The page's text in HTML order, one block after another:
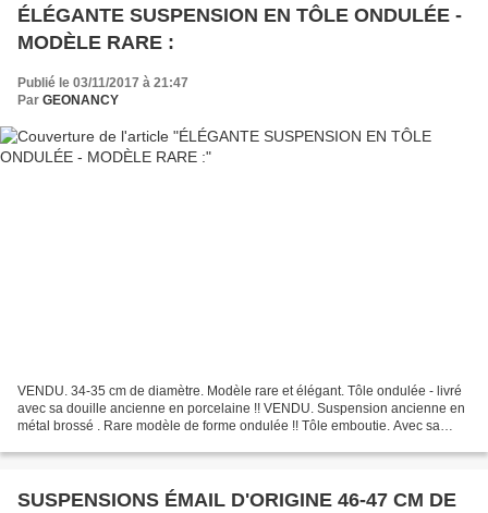
ÉLÉGANTE SUSPENSION EN TÔLE ONDULÉE -
MODÈLE RARE :
Publié le 03/11/2017 à 21:47
Par GEONANCY
VENDU. 34-35 cm de diamètre. Modèle rare et élégant. Tôle ondulée - livré
avec sa douille ancienne en porcelaine !! VENDU. Suspension ancienne en
métal brossé . Rare modèle de forme ondulée !! Tôle emboutie. Avec sa
SUSPENSIONS ÉMAIL D'ORIGINE 46-47 CM DE